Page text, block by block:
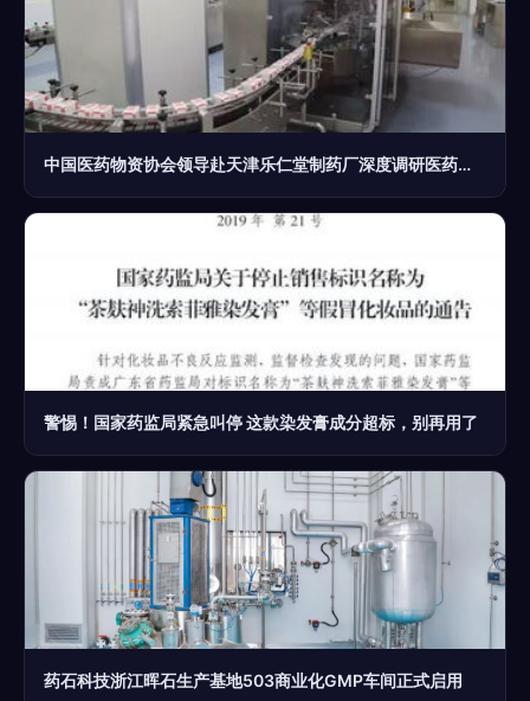
中国医药物资协会领导赴天津乐仁堂制药厂深度调研医药科技创新
警惕！国家药监局紧急叫停 这款染发膏成分超标，别再用了
药石科技浙江晖石生产基地503商业化GMP车间正式启用